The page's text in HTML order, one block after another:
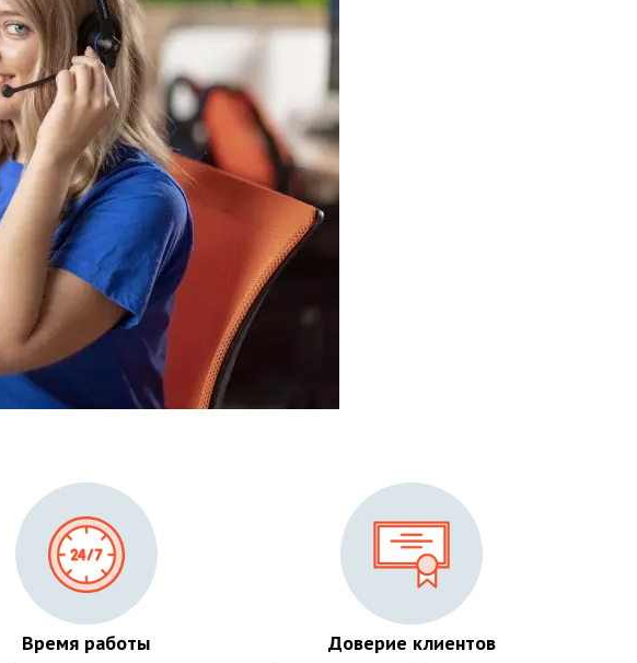
Время работы Доверие клиентов